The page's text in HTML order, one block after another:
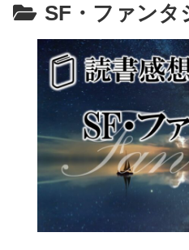
SF・ファンタ